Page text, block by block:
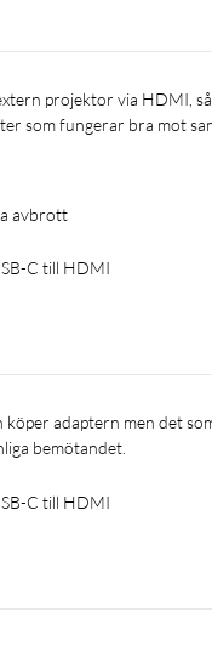
som fungerar bra mot
avbrott
C till HDMI
bemötandet.
C till HDMI